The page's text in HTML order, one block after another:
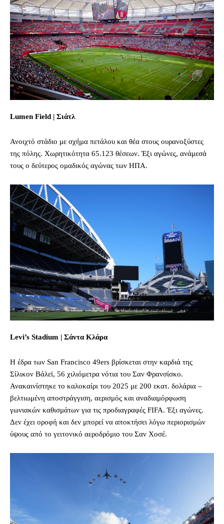
Lumen Field | Σιάτλ
Ανοιχτό στάδιο με σχήμα πετάλου και θέα στους ουρανοξύστες
της πόλης. Χωρητικότητα 65.123 θέσεων. Έξι αγώνες, ανάμεσά
τους ο δεύτερος ομαδικός αγώνας των ΗΠΑ.
Levi’s Stadium | Σάντα Κλάρα
Η έδρα των San Francisco 49ers βρίσκεται στην καρδιά της
Σίλικον Βάλεϊ, 56 χιλιόμετρα νότια του Σαν Φρανσίσκο.
Ανακαινίστηκε το καλοκαίρι του 2025 με 200 εκατ. δολάρια –
βελτιωμένη αποστράγγιση, αερισμός και αναδιαμόρφωση
γωνιακών καθισμάτων για τις προδιαγραφές FIFA. Έξι αγώνες.
Δεν έχει οροφή και δεν μπορεί να αποκτήσει λόγω περιορισμών
ύψους από το γειτονικό αεροδρόμιο του Σαν Χοσέ.